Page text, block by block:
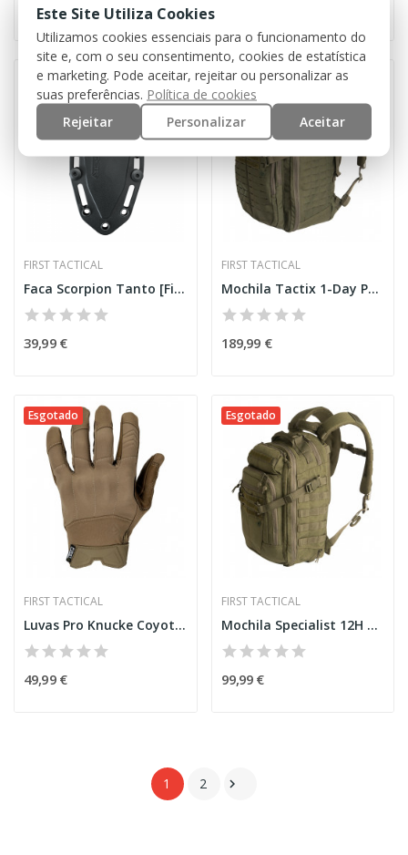
99,99 €
Esgotado
FIRST TACTICAL
Faca Scorpion Tanto [First Tactical]
39,99 €
Esgotado
FIRST TACTICAL
Mochila Tactix 1-Day PLUS OD [First Tactical]
189,99 €
Esgotado
FIRST TACTICAL
Luvas Pro Knucke Coyote [First Tactical]
49,99 €
Esgotado
FIRST TACTICAL
Mochila Specialist 12H OD [First Tactical]
99,99 €
1 2 
Este Site Utiliza Cookies
Utilizamos cookies essenciais para o funcionamento do
site e, com o seu consentimento, cookies de estatística
e marketing. Pode aceitar, rejeitar ou personalizar as
suas preferências. Política de cookies
Rejeitar
Personalizar Aceitar